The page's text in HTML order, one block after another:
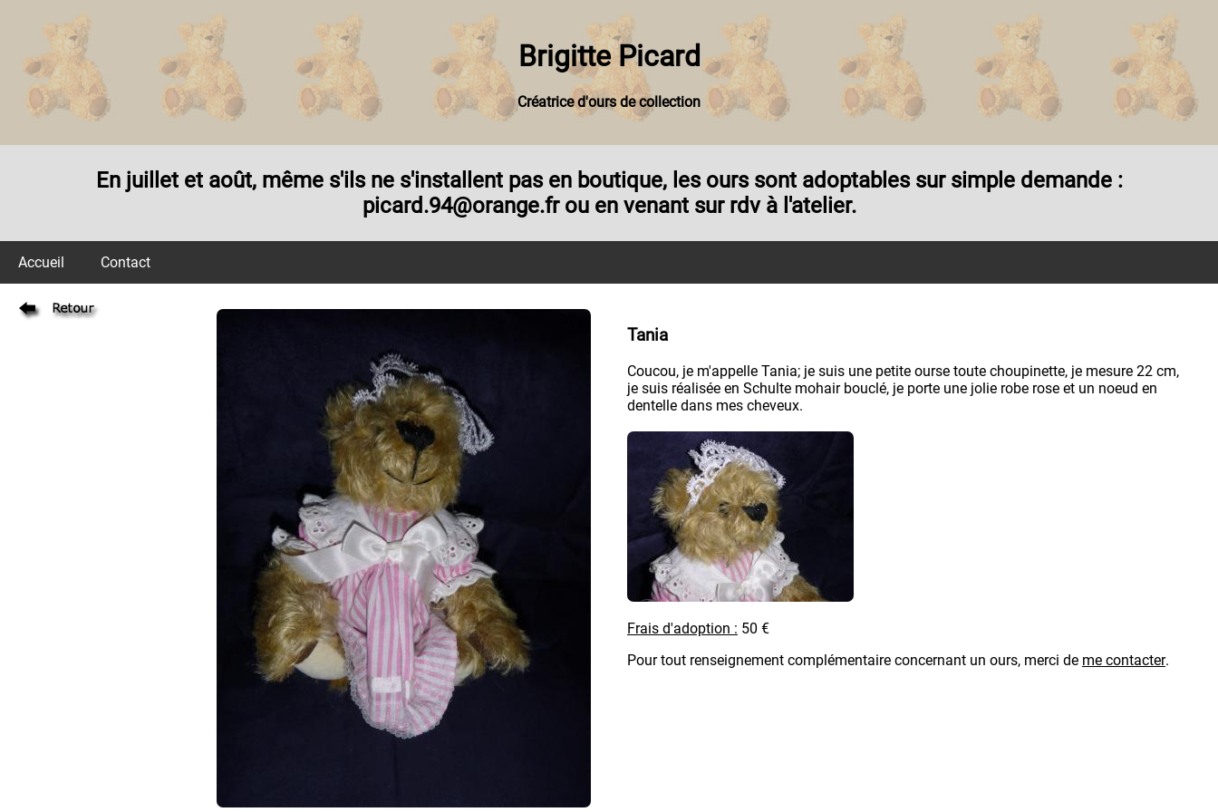
Brigitte Picard
Créatrice d'ours de collection
En juillet et août, même s'ils ne s'installent pas en boutique, les ours sont adoptables sur simple demande :
picard.94@orange.fr ou en venant sur rdv à l'atelier.
Accueil Contact
Tania
Coucou, je m'appelle Tania; je suis une petite ourse toute choupinette, je mesure 22 cm,
je suis réalisée en Schulte mohair bouclé, je porte une jolie robe rose et un noeud en
dentelle dans mes cheveux.
Frais d'adoption : 50 €
Pour tout renseignement complémentaire concernant un ours, merci de me contacter.